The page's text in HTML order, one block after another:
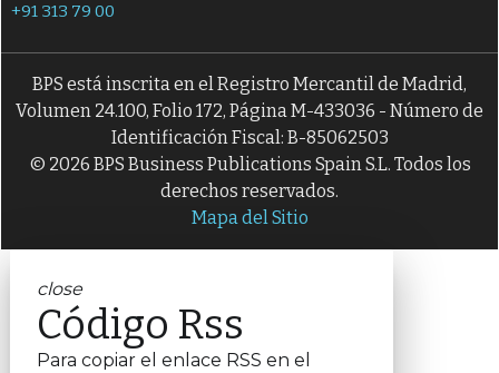
+91 313 79 00
BPS está inscrita en el Registro Mercantil de Madrid,
Volumen 24.100, Folio 172, Página M-433036 - Número de
Identificación Fiscal: B-85062503
© 2026 BPS Business Publications Spain S.L. Todos los
derechos reservados.
Mapa del Sitio
close
Código Rss
Para copiar el enlace RSS en el